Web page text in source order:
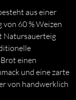
aus einer
60 % Weizen
Natursauerteig
einen
und eine zarte
von handwerklich